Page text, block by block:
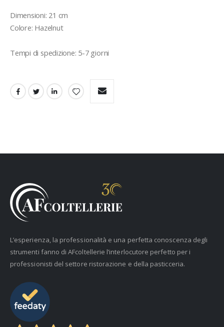
Dimensioni: 21 cm
Colore: Hazelnut
Tempi di spedizione: 5-7 giorni
L’esperienza, la professionalità e una perfetta conoscenza degli
strumenti fanno di AFcoltellerie l’interlocutore perfetto per i
professionisti del settore ristorazione e della pasticceria.